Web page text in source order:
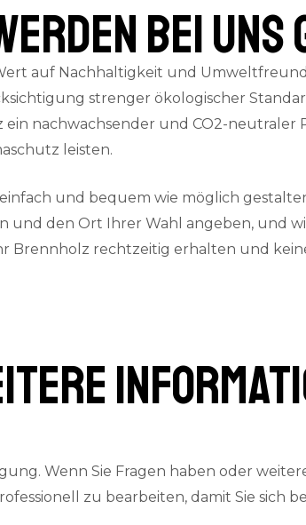
werden bei
auf Nachhaltigkeit und
strenger ökologischer
nachwachsender und CO2-
leisten.
und bequem wie möglich
den Ort Ihrer Wahl angeben, und
Brennholz rechtzeitig erhalten und
Wenn Sie Fragen haben oder
zu bearbeiten, damit Sie sich